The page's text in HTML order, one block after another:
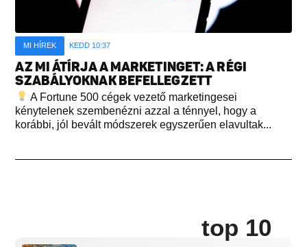
MI HÍREK KEDD 10:37
AZ MI ÁTÍRJA A MARKETINGET: A RÉGI
SZABÁLYOKNAK BEFELLEGZETT
A Fortune 500 cégek vezető marketingesei
kénytelenek szembenézni azzal a ténnyel, hogy a
korábbi, jól bevált módszerek egyszerűen elavultak...
top 10